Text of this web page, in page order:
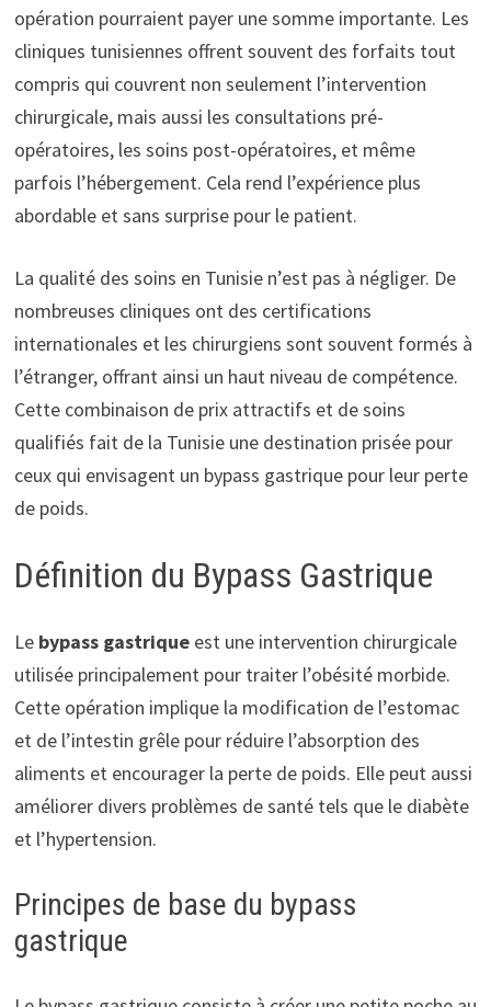
opération pourraient payer une somme importante. Les
cliniques tunisiennes offrent souvent des forfaits tout
compris qui couvrent non seulement l’intervention
chirurgicale, mais aussi les consultations pré-
opératoires, les soins post-opératoires, et même
parfois l’hébergement. Cela rend l’expérience plus
abordable et sans surprise pour le patient.
La qualité des soins en Tunisie n’est pas à négliger. De
nombreuses cliniques ont des certifications
internationales et les chirurgiens sont souvent formés à
l’étranger, offrant ainsi un haut niveau de compétence.
Cette combinaison de prix attractifs et de soins
qualifiés fait de la Tunisie une destination prisée pour
ceux qui envisagent un bypass gastrique pour leur perte
de poids.
Définition du Bypass Gastrique
Le bypass gastriqueest une intervention chirurgicale
utilisée principalement pour traiter l’obésité morbide.
Cette opération implique la modification de l’estomac
et de l’intestin grêle pour réduire l’absorption des
aliments et encourager la perte de poids. Elle peut aussi
améliorer divers problèmes de santé tels que le diabète
et l’hypertension.
Principes de base du bypass
gastrique